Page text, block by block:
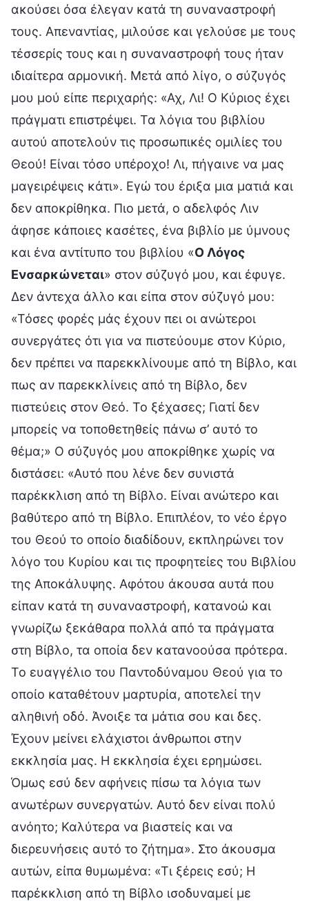
ακούσει όσα έλεγαν κατά τη συναναστροφή
τους. Απεναντίας, μιλούσε και γελούσε με τους
τέσσερίς τους και η συναναστροφή τους ήταν
ιδιαίτερα αρμονική. Μετά από λίγο, ο σύζυγός
μου μού είπε περιχαρής: «Αχ, Λι! Ο Κύριος έχει
πράγματι επιστρέψει. Τα λόγια του βιβλίου
αυτού αποτελούν τις προσωπικές ομιλίες του
Θεού! Είναι τόσο υπέροχο! Λι, πήγαινε να μας
μαγειρέψεις κάτι». Εγώ του έριξα μια ματιά και
δεν αποκρίθηκα. Πιο μετά, ο αδελφός Λιν
άφησε κάποιες κασέτες, ένα βιβλίο με ύμνους
και ένα αντίτυπο του βιβλίου «Ο Λόγος
Ενσαρκώνεται» στον σύζυγό μου, και έφυγε.
Δεν άντεχα άλλο και είπα στον σύζυγό μου:
«Τόσες φορές μάς έχουν πει οι ανώτεροι
συνεργάτες ότι για να πιστεύουμε στον Κύριο,
δεν πρέπει να παρεκκλίνουμε από τη Βίβλο, και
πως αν παρεκκλίνεις από τη Βίβλο, δεν
πιστεύεις στον Θεό. Το ξέχασες; Γιατί δεν
μπορείς να τοποθετηθείς πάνω σ’ αυτό το
θέμα;» Ο σύζυγός μου αποκρίθηκε χωρίς να
διστάσει: «Αυτό που λένε δεν συνιστά
παρέκκλιση από τη Βίβλο. Είναι ανώτερο και
βαθύτερο από τη Βίβλο. Επιπλέον, το νέο έργο
του Θεού το οποίο διαδίδουν, εκπληρώνει τον
λόγο του Κυρίου και τις προφητείες του Βιβλίου
της Αποκάλυψης. Αφότου άκουσα αυτά που
είπαν κατά τη συναναστροφή, κατανοώ και
γνωρίζω ξεκάθαρα πολλά από τα πράγματα
στη Βίβλο, τα οποία δεν κατανοούσα πρότερα.
Το ευαγγέλιο του Παντοδύναμου Θεού για το
οποίο καταθέτουν μαρτυρία, αποτελεί την
αληθινή οδό. Άνοιξε τα μάτια σου και δες.
Έχουν μείνει ελάχιστοι άνθρωποι στην
εκκλησία μας. Η εκκλησία έχει ερημώσει.
Όμως εσύ δεν αφήνεις πίσω τα λόγια των
ανωτέρων συνεργατών. Αυτό δεν είναι πολύ
ανόητο; Καλύτερα να βιαστείς και να
διερευνήσεις αυτό το ζήτημα». Στο άκουσμα
αυτών, είπα θυμωμένα: «Τι ξέρεις εσύ; Η
παρέκκλιση από τη Βίβλο ισοδυναμεί με